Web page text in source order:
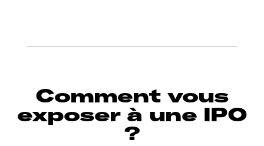
Comment vous
exposer à une IPO
?